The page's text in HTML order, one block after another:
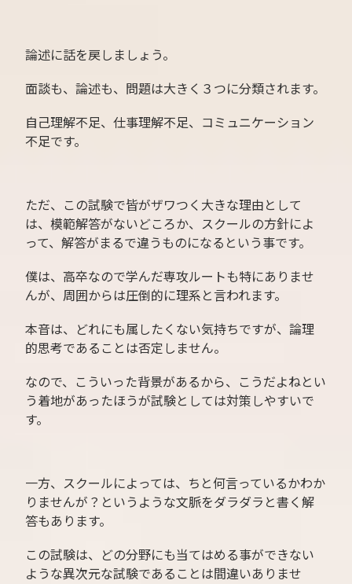
論述に話を戻しましょう。
面談も、論述も、問題は大きく３つに分類されます。
自己理解不足、仕事理解不足、コミュニケーション
不足です。
ただ、この試験で皆がザワつく大きな理由として
は、模範解答がないどころか、スクールの方針によ
って、解答がまるで違うものになるという事です。
僕は、高卒なので学んだ専攻ルートも特にありませ
んが、周囲からは圧倒的に理系と言われます。
本音は、どれにも属したくない気持ちですが、論理
的思考であることは否定しません。
なので、こういった背景があるから、こうだよねとい
う着地があったほうが試験としては対策しやすいで
す。
一方、スクールによっては、ちと何言っているかわか
りませんが？というような文脈をダラダラと書く解
答もあります。
この試験は、どの分野にも当てはめる事ができない
ような異次元な試験であることは間違いありませ